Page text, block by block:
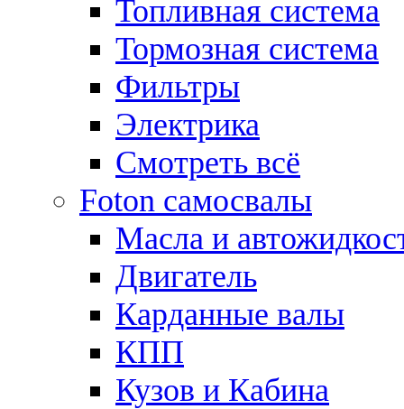
Топливная система
Тормозная система
Фильтры
Электрика
Смотреть всё
Foton самосвалы
Масла и
Двигатель
Карданные валы
КПП
Кузов и Кабина